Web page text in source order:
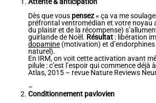
Attente & anticipation
Dès que vous pensez« ça va me
préfrontal ventromédian et votre noyau
du plaisir et de la récompense)
guirlande de Noël. Résultat : libération
dopamine (motivation) et
naturel).
En IRM, on voit cette activation avant
pilule : c’est l’espoir qui commence déjà
Atlas, 2015 – revue Nature Reviews
–
Conditionnement pavlovien